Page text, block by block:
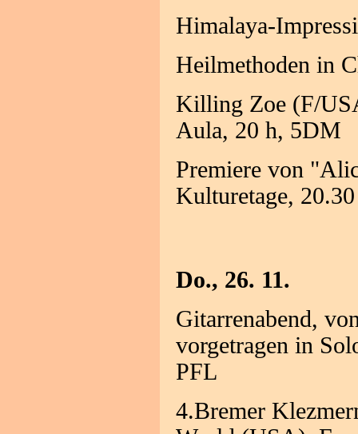
Himalaya-
Heilmethoden in
Killing Zoe (F/
Aula, 20 h, 5DM
Premiere von
Kulturetage,
Do., 26. 11.
Gitarrenabend,
vorgetragen in
PFL
4.Bremer